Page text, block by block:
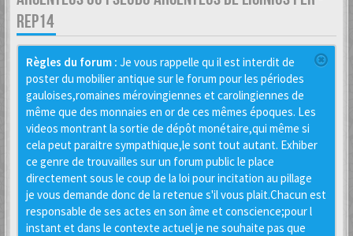
REP14
Règles du forum : Je vous rappelle qu il est interdit de
poster du mobilier antique sur le forum pour les périodes
gauloises,romaines mérovingiennes et carolingiennes de
même que des monnaies en or de ces mêmes époques. Les
videos montrant la sortie de dépôt monétaire,qui même si
cela peut paraitre sympathique,le sont tout autant. Exhiber
ce genre de trouvailles sur un forum public le place
directement sous le coup de la loi pour incitation au pillage
je vous demande donc de la retenue s'il vous plait.Chacun est
responsable de ses actes en son âme et conscience;pour l
instant et dans le contexte actuel je ne souhaite pas que